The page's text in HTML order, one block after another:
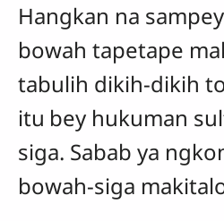
Hangkan na
bowah tapetape
tabulih dikih-dikih
itu bey hukuman
siga. Sabab ya
bowah-siga